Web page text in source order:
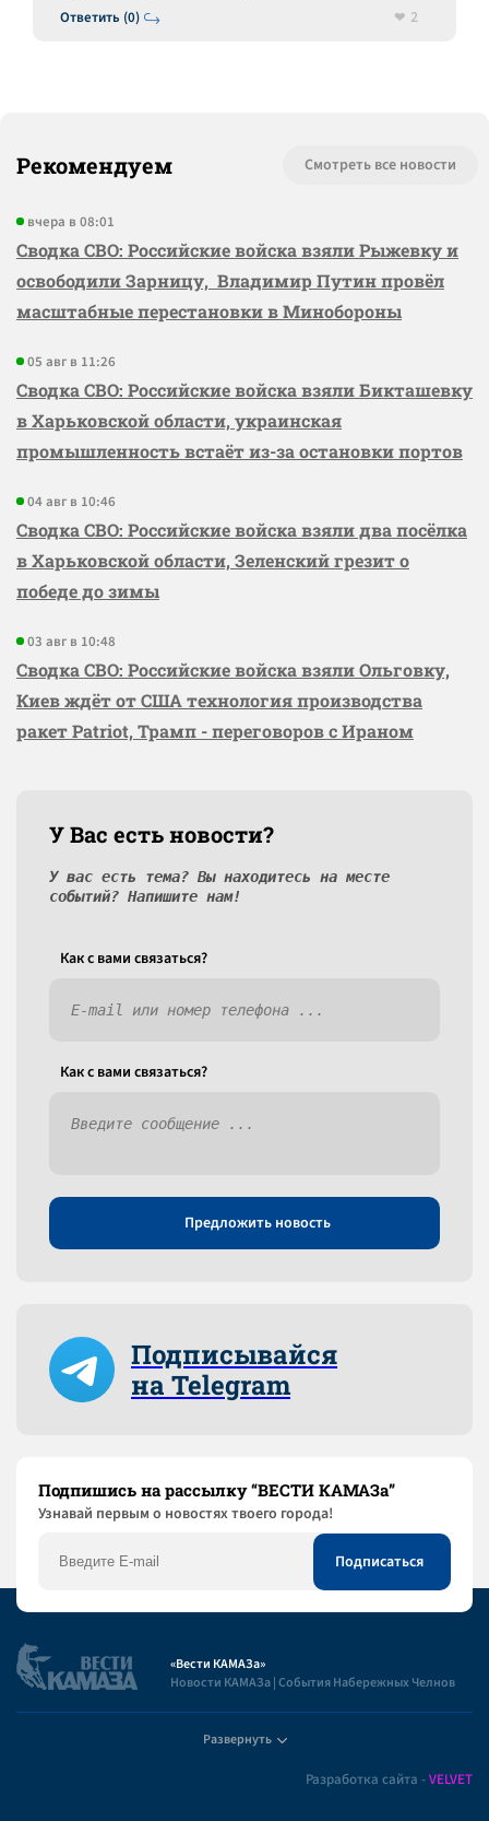
Ответить (0)
2
Рекомендуем Смотреть все новости
вчера в 08:01
Сводка СВО: Российские войска взяли Рыжевку и
освободили Зарницу, Владимир Путин провёл
масштабные перестановки в Минобороны
05 авг в 11:26
Сводка СВО: Российские войска взяли Бикташевку
в Харьковской области, украинская
промышленность встаёт из-за остановки портов
04 авг в 10:46
Сводка СВО: Российские войска взяли два посёлка
в Харьковской области, Зеленский грезит о
победе до зимы
03 авг в 10:48
Сводка СВО: Российские войска взяли Ольговку,
Киев ждёт от США технология производства
ракет Patriot, Трамп - переговоров с Ираном
У Вас есть новости?
У вас есть тема? Вы находитесь на месте
событий? Напишите нам!
Как c вами связаться?
Как c вами связаться?
Предложить новость
Подписывайся
на Telegram
Подпишись на рассылку “ВЕСТИ КАМАЗа”
Узнaвай первым о новостях твоего города!
«Вести КАМАЗа»
Новости КАМАЗа | События Набережных Челнов
Развернуть
Разработка сайта -VELVET